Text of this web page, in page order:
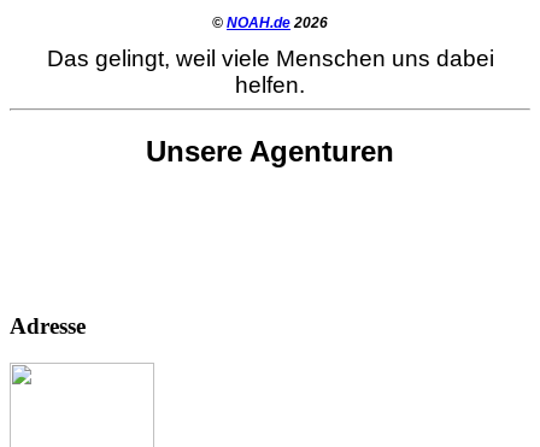
© NOAH.de 2026
Das gelingt, weil viele Menschen uns dabei
helfen.
Unsere Agenturen
Adresse